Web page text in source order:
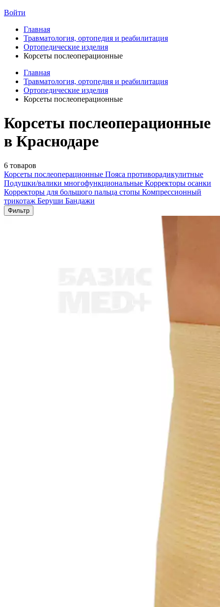
Войти
Главная
Травматология, ортопедия и реабилитация
Ортопедические изделия
Корсеты послеоперационные
Главная
Травматология, ортопедия и реабилитация
Ортопедические изделия
Корсеты послеоперационные
Корсеты послеоперационные
в Краснодаре
6 товаров
Корсеты послеоперационные Пояса противорадикулитные
Подушки/валики многофункциональные Корректоры осанки
Корректоры для большого пальца стопы Компрессионный
трикотаж Беруши Бандажи
Фильтр